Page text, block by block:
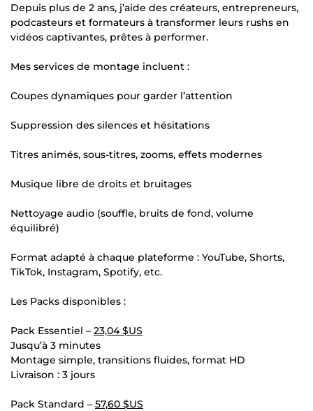
Depuis plus de 2 ans, j’aide des créateurs, entrepreneurs,
podcasteurs et formateurs à transformer leurs rushs en
vidéos captivantes, prêtes à performer.
Mes services de montage incluent :
Coupes dynamiques pour garder l’attention
Suppression des silences et hésitations
Titres animés, sous-titres, zooms, effets modernes
Musique libre de droits et bruitages
Nettoyage audio (souffle, bruits de fond, volume
équilibré)
Format adapté à chaque plateforme : YouTube, Shorts,
TikTok, Instagram, Spotify, etc.
Les Packs disponibles :
Pack Essentiel – 23,04 $US
Jusqu’à 3 minutes
Montage simple, transitions fluides, format HD
Livraison : 3 jours
Pack Standard – 57,60 $US